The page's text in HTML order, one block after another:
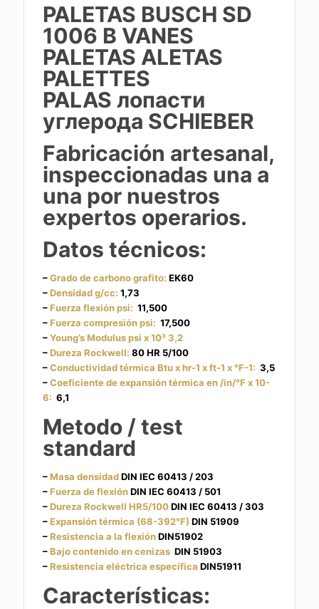
PALETAS BUSCH SD
1006 B VANES
PALETAS ALETAS
PALETTES
PALAS лопасти
углерода SCHIEBER
Fabricación artesanal,
inspeccionadas una a
una por nuestros
expertos operarios.
Datos técnicos:
–Grado de carbono grafito: EK60
–Densidad g/cc: 1,73
–Fuerza flexión psi: 11,500
–Fuerza compresión psi: 17,500
–Young’s Modulus psi x 10³ 3,2
–Dureza Rockwell: 80 HR 5/100
–Conductividad térmica Btu x hr-1 x ft-1 x °F-1: 3,5
–Coeficiente de expansión térmica en /in/°F x 10-
6: 6,1
Metodo / test
standard
–Masa densidadDIN IEC 60413 / 203
–Fuerza de flexiónDIN IEC 60413 / 501
–Dureza Rockwell HR5/100DIN IEC 60413 / 303
–Expansión térmica (68-392°F) DIN 51909
–Resistencia a la flexiónDIN51902
–Bajo contenido en cenizas DIN 51903
–Resistencia eléctrica específica DIN51911
Características: